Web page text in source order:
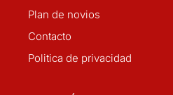
Plan de novios
Contacto
Politica de privacidad